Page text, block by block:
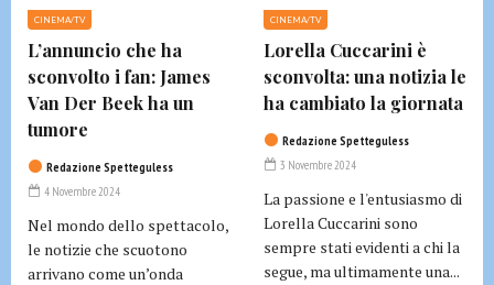
CINEMA/TV
L’annuncio che ha
sconvolto i fan: James
Van Der Beek ha un
tumore
Redazione Spetteguless
4 Novembre 2024
Nel mondo dello spettacolo,
le notizie che scuotono
arrivano come un’onda
CINEMA/TV
Lorella Cuccarini è
sconvolta: una notizia le
ha cambiato la giornata
Redazione Spetteguless
3 Novembre 2024
La passione e l'entusiasmo di
Lorella Cuccarini sono
sempre stati evidenti a chi la
segue, ma ultimamente una...